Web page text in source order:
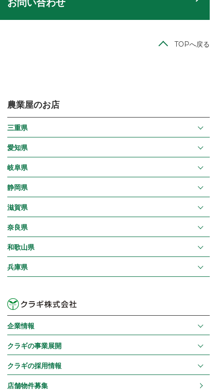
お問い合わせ
TOPへ戻る
農業屋のお店
三重県
愛知県
岐阜県
静岡県
滋賀県
奈良県
和歌山県
兵庫県
企業情報
クラギの事業展開
クラギの採用情報
店舗物件募集